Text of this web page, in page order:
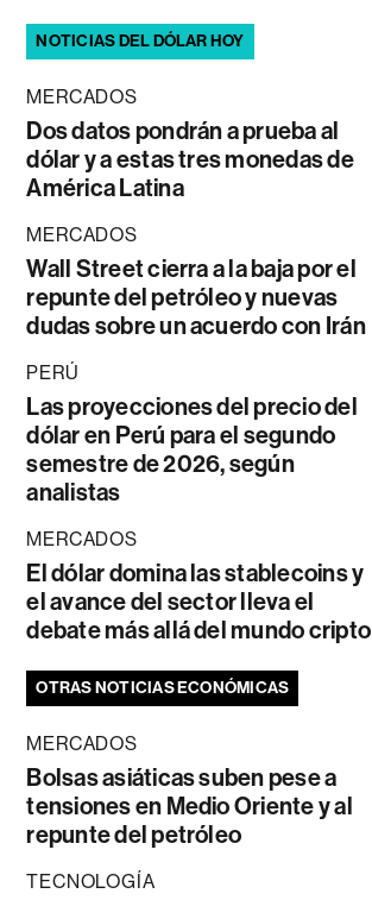
NOTICIAS DEL DÓLAR HOY
MERCADOS
Dos datos pondrán a prueba al
dólar y a estas tres monedas de
América Latina
MERCADOS
Wall Street cierra a la baja por el
repunte del petróleo y nuevas
dudas sobre un acuerdo con Irán
PERÚ
Las proyecciones del precio del
dólar en Perú para el segundo
semestre de 2026, según
analistas
MERCADOS
El dólar domina las stablecoins y
el avance del sector lleva el
debate más allá del mundo cripto
OTRAS NOTICIAS ECONÓMICAS
MERCADOS
Bolsas asiáticas suben pese a
tensiones en Medio Oriente y al
repunte del petróleo
TECNOLOGÍA